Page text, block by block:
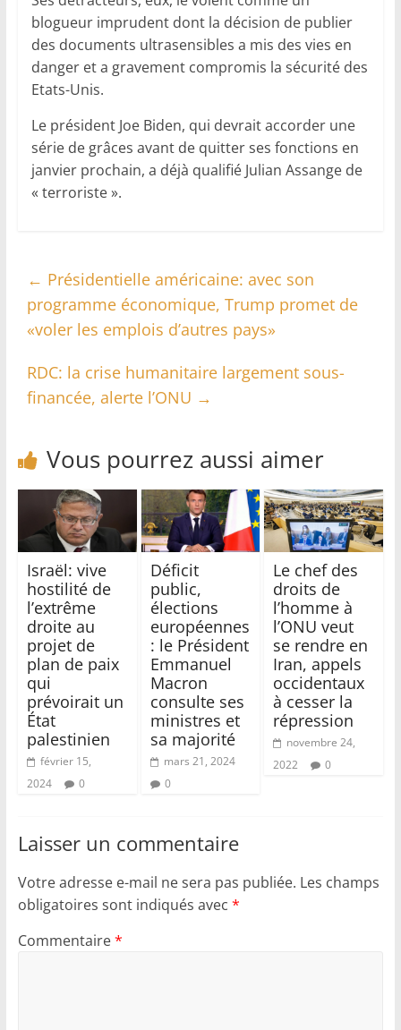
blogueur imprudent dont la décision de publier
des documents ultrasensibles a mis des vies en
danger et a gravement compromis la sécurité des
Etats-Unis.
Le président Joe Biden, qui devrait accorder une
série de grâces avant de quitter ses fonctions en
janvier prochain, a déjà qualifié Julian Assange de
« terroriste ».
← Présidentielle américaine: avec son
programme économique, Trump promet de
«voler les emplois d’autres pays»
RDC: la crise humanitaire largement sous-
financée, alerte l’ONU →
Vous pourrez aussi aimer
Israël: vive
hostilité de
l’extrême
droite au
projet de
plan de paix
qui
prévoirait un
État
palestinien
février 15,
2024
0
Déficit
public,
élections
européennes
: le Président
Emmanuel
Macron
consulte ses
ministres et
sa majorité
mars 21, 2024
0
Le chef des
droits de
l’homme à
l’ONU veut
se rendre en
Iran, appels
occidentaux
à cesser la
répression
novembre 24,
2022
0
Laisser un commentaire
Votre adresse e-mail ne sera pas publiée. Les champs
obligatoires sont indiqués avec *
Commentaire*